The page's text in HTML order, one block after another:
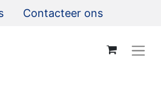
Contacteer ons